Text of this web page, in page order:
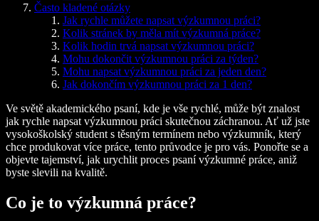
Často kladené otázky
Jak rychle můžete napsat výzkumnou práci?
Kolik stránek by měla mít výzkumná práce?
Kolik hodin trvá napsat výzkumnou práci?
Mohu dokončit výzkumnou práci za týden?
Mohu napsat výzkumnou práci za jeden den?
Jak dokončím výzkumnou práci za 1 den?
Ve světě akademického psaní, kde je vše rychlé, může být znalost
jak rychle napsat výzkumnou práci skutečnou záchranou. Ať už jste
vysokoškolský student s těsným termínem nebo výzkumník, který
chce produkovat více práce, tento průvodce je pro vás. Ponořte se a
objevte tajemství, jak urychlit proces psaní výzkumné práce, aniž
byste slevili na kvalitě.
Co je to výzkumná práce?